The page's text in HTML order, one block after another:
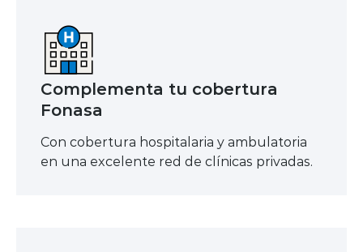
Complementa tu cobertura
Fonasa
Con cobertura hospitalaria y ambulatoria
en una excelente red de clínicas privadas.